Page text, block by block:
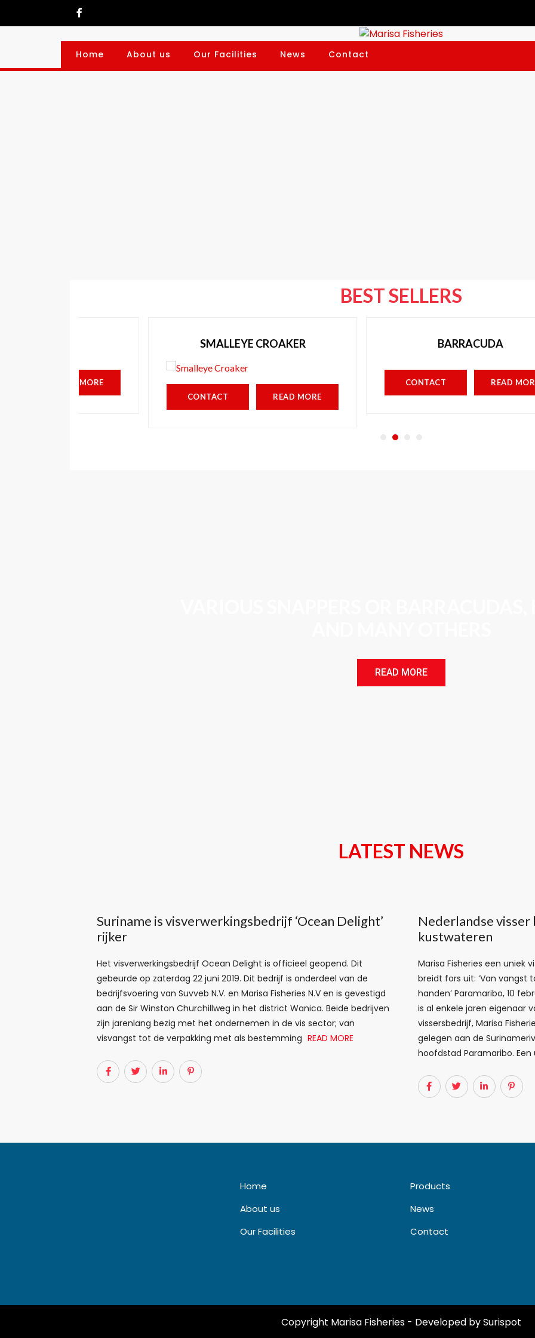
Home About us Our Facilities News Contact
BEST SELLERS
SMALLEYE CROAKER
READ MORE
BARRACUDA
READ MORE
READ MORE
LATEST NEWS
Suriname is visverwerkingsbedrijf ‘Ocean Delight’
rijker
Het visverwerkingsbedrijf Ocean Delight is officieel geopend. Dit
gebeurde op zaterdag 22 juni 2019. Dit bedrijf is onderdeel van de
bedrijfsvoering van Suvveb N.V. en Marisa Fisheries N.V en is gevestigd
aan de Sir Winston Churchillweg in het district Wanica. Beide bedrijven
zijn jarenlang bezig met het ondernemen in de vis sector; van
visvangst tot de verpakking met als bestemming READ MORE
Nederlandse visser
kustwateren
Marisa Fisheries een uniek
breidt fors uit: ‘Van vangst
handen’ Paramaribo, 10
is al enkele jaren eigenaar
vissersbedrijf, Marisa
gelegen aan de
hoofdstad Paramaribo. Een
Home
About us
Our Facilities
Products
News
Contact
Copyright Marisa Fisheries - Developed by Surispot